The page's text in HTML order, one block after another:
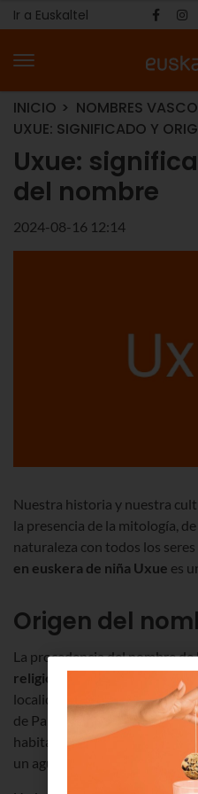
Ir a Euskaltel
INICIO NOMBRES
UXUE: SIGNIFICADO Y
Uxue:
del nombre
2024-08-16 12:14
Nuestra historia y nuestra
la presencia de la mitología,
naturaleza con todos los
en euskera de niña Uxue es
Origen del
La procedencia del nombre
religiosa de Navarra y de
localidad que se encuentra a
de Pamplona/Iruña. La
habitaba una paloma que
un agujero situado en una